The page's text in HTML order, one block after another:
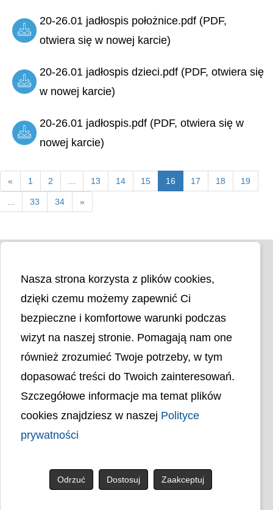
20-26.01 jadłospis położnice.pdf (PDF,
otwiera się w nowej karcie)
20-26.01 jadłospis dzieci.pdf (PDF, otwiera się
w nowej karcie)
20-26.01 jadłospis.pdf (PDF, otwiera się w
nowej karcie)
« 1 2 ... 13 14 15 16 17 18 19
... 33 34 »
Liczba odwiedzin
Polityka prywatności
Mapa strony
Ochrona Danych Osobowych
Deklaracja Dostępności
© uck.katowice.pl.
Nasza strona korzysta z plików cookies,
dzięki czemu możemy zapewnić Ci
bezpieczne i komfortowe warunki podczas
wizyt na naszej stronie. Pomagają nam one
również zrozumieć Twoje potrzeby, w tym
dopasować treści do Twoich zainteresowań.
Szczegółowe informacje ma temat plików
cookies znajdziesz w naszej Polityce
prywatności
Odrzuć Dostosuj Zaakceptuj